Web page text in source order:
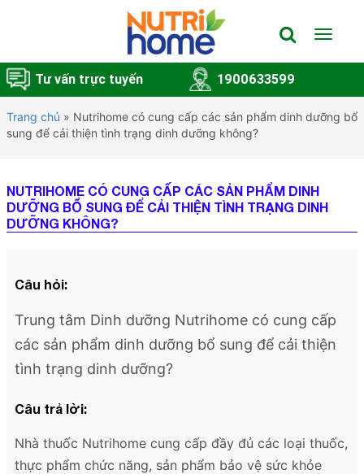
Toggle
Tư vấn trực tuyến 1900633599
Trang chủ » Nutrihome có cung cấp các sản phẩm dinh dưỡng bổ
sung để cải thiện tình trạng dinh dưỡng không?
NUTRIHOME CÓ CUNG CẤP CÁC SẢN PHẨM DINH
DƯỠNG BỔ SUNG ĐỂ CẢI THIỆN TÌNH TRẠNG DINH
DƯỠNG KHÔNG?
Câu hỏi:
Trung tâm Dinh dưỡng Nutrihome có cung cấp
các sản phẩm dinh dưỡng bổ sung để cải thiện
tình trạng dinh dưỡng?
Câu trả lời:
Nhà thuốc Nutrihome cung cấp đầy đủ các loại thuốc,
thực phẩm chức năng, sản phẩm bảo vệ sức khỏe